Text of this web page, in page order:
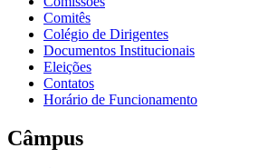
Comitês
Colégio de Dirigentes
Documentos Institucionais
Eleições
Contatos
Horário de Funcionamento
Câmpus